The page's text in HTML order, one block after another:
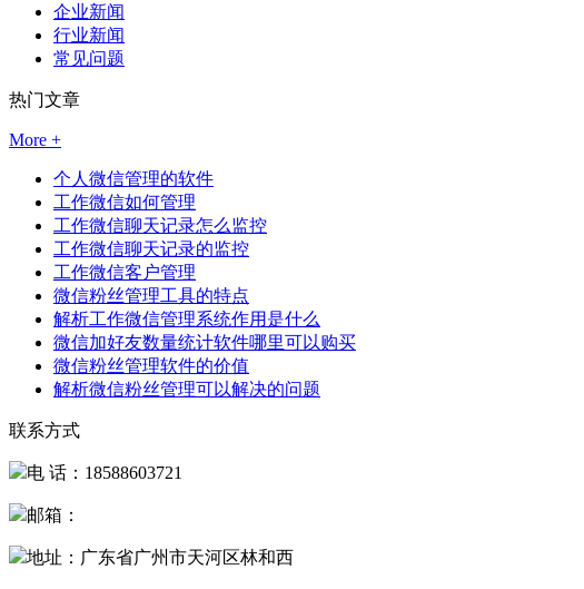
企业新闻
行业新闻
常见问题
热门文章
More +
个人微信管理的软件
工作微信如何管理
工作微信聊天记录怎么监控
工作微信聊天记录的监控
工作微信客户管理
微信粉丝管理工具的特点
解析工作微信管理系统作用是什么
微信加好友数量统计软件哪里可以购买
微信粉丝管理软件的价值
解析微信粉丝管理可以解决的问题
联系方式
电 话：18588603721
邮箱：
地址：广东省广州市天河区林和西